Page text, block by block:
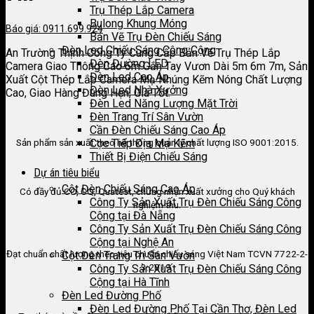
Trụ Thép Lắp Camera
Bulong Khung Móng
Bản Vẽ Trụ Đèn Chiếu Sáng
Đèn Led Chiếu Sáng Công Cộng
Đèn Đường LED
Đèn Led Cao Áp
Đèn Led Nhà Xưởng
Đèn Led Năng Lượng Mặt Trời
Đèn Trang Trí Sân Vườn
Cần Đèn Chiếu Sáng Cao Áp
Cọc Tiếp Địa Mạ Kẽm
Thiết Bị Điện Chiếu Sáng
Dự án tiêu biểu
Cột Đèn Chiếu Sáng Cao Áp
Công Ty Sản Xuất Trụ Đèn Chiếu Sáng Công
Cộng tại Đà Nẵng
Công Ty Sản Xuất Trụ Đèn Chiếu Sáng Công
Cộng tại Nghệ An
Cột Đèn Trang Trí Sân Vườn
Công Ty Sản Xuất Trụ Đèn Chiếu Sáng Công
Cộng tại Hà Tĩnh
Đèn Led Đường Phố
Đèn Led Đường Phố Tại Cần Thơ, Đèn Led
Báo giá: 0911.699.924
An Trường Thịnh Công Ty Cung Cấp Bản Vẽ Trụ Thép Lắp
Camera Giao Thông Cao 6m Gắn Tay Vươn Dài 5m 6m 7m, Sản
Xuất Cột Thép Lắp Camera Mạ Nhúng Kẽm Nóng Chất Lượng
Cao, Giao Hàng Đúng Hẹn, Giá Tốt.
Sản phẩm sản xuất theo hệ thống quản lý chất lượng ISO 9001:2015.
Có đầy đủ CO, CQ, Quatest, chứng nhận xuất xưởng cho Quý khách
nghiệm thu.
Đạt chuẩn chất lượng theo tiêu chuẩn chiếu sáng Việt Nam TCVN 7722-2-
3:2019.